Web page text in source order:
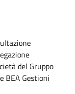
del Gruppo
BEA Gestioni